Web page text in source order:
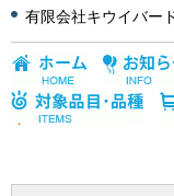
有限会社キウイバー